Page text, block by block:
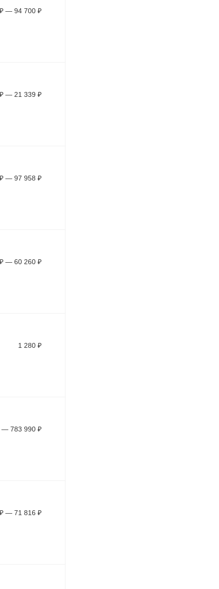
₽ — 94 700 ₽
₽ — 21 339 ₽
₽ — 97 958 ₽
₽ — 60 260 ₽
1 280 ₽
— 783 990 ₽
₽ — 71 816 ₽